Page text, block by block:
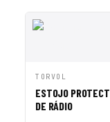
VISTA RÁPIDA
TORVOL
ESTOJO
DE RÁDIO